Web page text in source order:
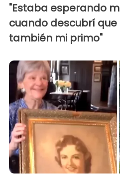
"Estaba esperando
cuando descubrí que
también mi primo"